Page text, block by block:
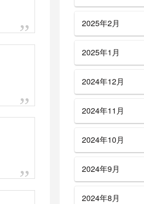
2025年2月
2025年1月
2024年12月
2024年11月
2024年10月
2024年9月
2024年8月